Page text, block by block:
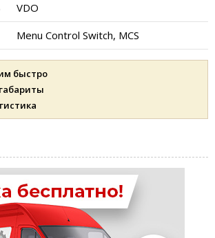
VDO
Menu Control Switch, MCS
быстро